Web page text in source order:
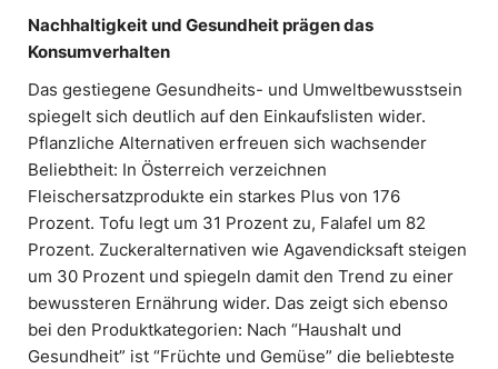
Nachhaltigkeit und Gesundheit prägen das
Konsumverhalten
Das gestiegene Gesundheits- und Umweltbewusstsein
spiegelt sich deutlich auf den Einkaufslisten wider.
Pflanzliche Alternativen erfreuen sich wachsender
Beliebtheit: In Österreich verzeichnen
Fleischersatzprodukte ein starkes Plus von 176
Prozent. Tofu legt um 31 Prozent zu, Falafel um 82
Prozent. Zuckeralternativen wie Agavendicksaft steigen
um 30 Prozent und spiegeln damit den Trend zu einer
bewussteren Ernährung wider. Das zeigt sich ebenso
bei den Produktkategorien: Nach “Haushalt und
Gesundheit” ist “Früchte und Gemüse” die beliebteste